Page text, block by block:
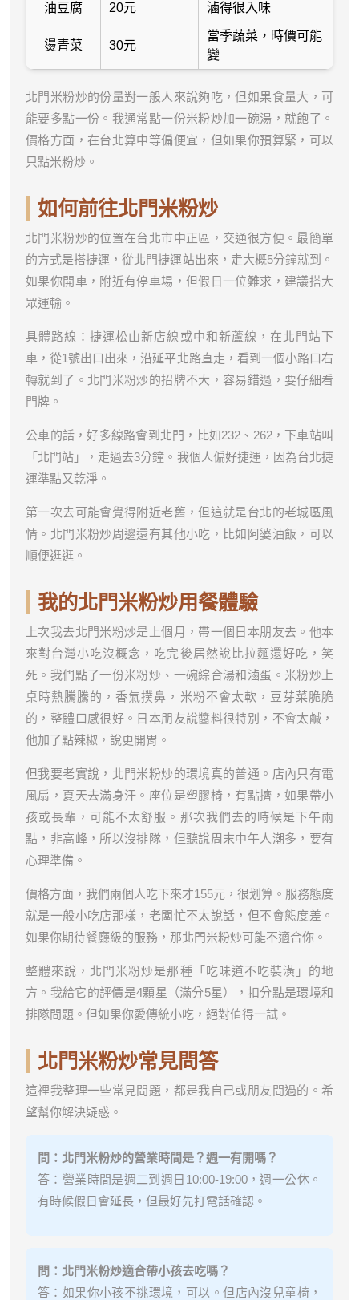
油豆腐 20元 滷得很入味
燙青菜 30元
當季蔬菜，時價可能
變
北門米粉炒的份量對一般人來說夠吃，但如果食量大，可
能要多點一份。我通常點一份米粉炒加一碗湯，就飽了。
價格方面，在台北算中等偏便宜，但如果你預算緊，可以
只點米粉炒。
如何前往北門米粉炒
北門米粉炒的位置在台北市中正區，交通很方便。最簡單
的方式是搭捷運，從北門捷運站出來，走大概5分鐘就到。
如果你開車，附近有停車場，但假日一位難求，建議搭大
眾運輸。
具體路線：捷運松山新店線或中和新蘆線，在北門站下
車，從1號出口出來，沿延平北路直走，看到一個小路口右
轉就到了。北門米粉炒的招牌不大，容易錯過，要仔細看
門牌。
公車的話，好多線路會到北門，比如232、262，下車站叫
「北門站」，走過去3分鐘。我個人偏好捷運，因為台北捷
運準點又乾淨。
第一次去可能會覺得附近老舊，但這就是台北的老城區風
情。北門米粉炒周邊還有其他小吃，比如阿婆油飯，可以
順便逛逛。
我的北門米粉炒用餐體驗
上次我去北門米粉炒是上個月，帶一個日本朋友去。他本
來對台灣小吃沒概念，吃完後居然說比拉麵還好吃，笑
死。我們點了一份米粉炒、一碗綜合湯和滷蛋。米粉炒上
桌時熱騰騰的，香氣撲鼻，米粉不會太軟，豆芽菜脆脆
的，整體口感很好。日本朋友說醬料很特別，不會太鹹，
他加了點辣椒，說更開胃。
但我要老實說，北門米粉炒的環境真的普通。店內只有電
風扇，夏天去滿身汗。座位是塑膠椅，有點擠，如果帶小
孩或長輩，可能不太舒服。那次我們去的時候是下午兩
點，非高峰，所以沒排隊，但聽說周末中午人潮多，要有
心理準備。
價格方面，我們兩個人吃下來才155元，很划算。服務態度
就是一般小吃店那樣，老闆忙不太說話，但不會態度差。
如果你期待餐廳級的服務，那北門米粉炒可能不適合你。
整體來說，北門米粉炒是那種「吃味道不吃裝潢」的地
方。我給它的評價是4顆星（滿分5星），扣分點是環境和
排隊問題。但如果你愛傳統小吃，絕對值得一試。
北門米粉炒常見問答
這裡我整理一些常見問題，都是我自己或朋友問過的。希
望幫你解決疑惑。
問：北門米粉炒的營業時間是？週一有開嗎？
答：營業時間是週二到週日10:00-19:00，週一公休。
有時候假日會延長，但最好先打電話確認。
問：北門米粉炒適合帶小孩去吃嗎？
答：如果你小孩不挑環境，可以。但店內沒兒童椅，